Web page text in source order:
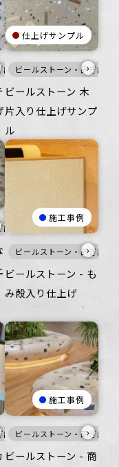
壁 床 家具・什器
出し仕上げ 白 メタル
仕上げサンプル
ビールストーン・研ぎ出し
›
ビールストーン 木
片入り仕上げサンプ
ル
床 家具・什器
出し仕上げ 洗い出し仕上げ
施工事例
ビールストーン・研ぎ出し
›
ビールストーン - も
み殻入り仕上げ
出し仕上げ 暖色 家具・
施工事例
ビールストーン・研ぎ出し
›
ビールストーン - 商